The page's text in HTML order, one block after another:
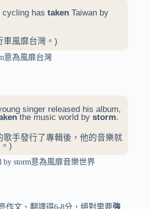
cycling has taken Taiwan by
車風靡台灣。)
意為風靡台灣
singer released his album,
the music world by storm.
歌手發行了專輯後，他的音樂就
)
by storm意為風靡音樂世界
作文、翻譯得6-8分，絕對需要強